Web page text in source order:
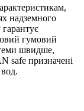
надземного
гумовий
швидше,
safe призначені